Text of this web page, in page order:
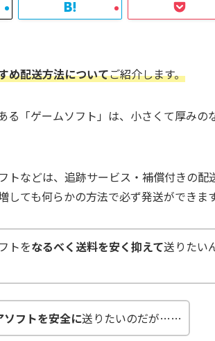
め配送方法についてご紹介します。
る「ゲームソフト」は、小さくて厚みの
トなどは、追跡サービス・補償付きの配
しても何らかの方法で必ず発送ができます
トをなるべく送料を安く抑えて送りたい
フトを安全に送りたいのだが……